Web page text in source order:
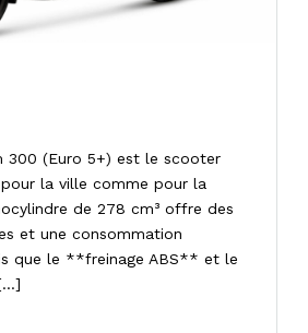
300 (Euro 5+) est le scooter
la ville comme pour la
de 278 cm³ offre des
et une consommation
que le **freinage ABS** et le